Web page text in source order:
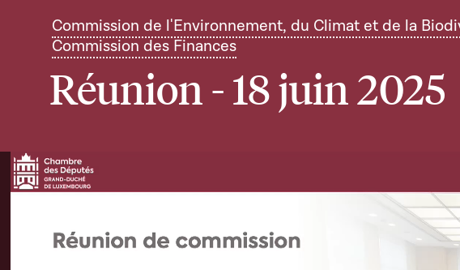
Commission de l'Environnement, du Climat et de la
Commission des Finances
Réunion - 18 juin 2025